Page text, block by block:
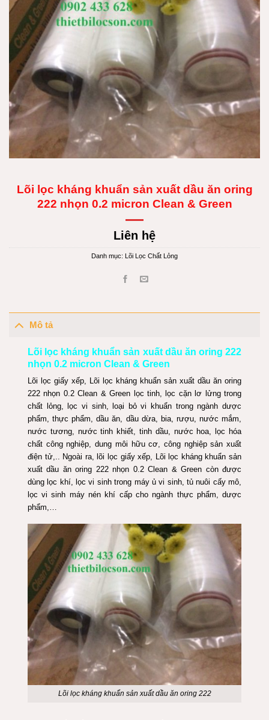
Lõi lọc kháng khuẩn sản xuất dầu ăn oring
222 nhọn 0.2 micron Clean & Green
Liên hệ
Danh mục: Lõi Lọc Chất Lỏng
Mô tả
Lõi lọc kháng khuẩn sản xuất dầu ăn oring 222
nhọn 0.2 micron Clean & Green
Lõi lọc giấy xếp, Lõi lọc kháng khuẩn sản xuất dầu ăn oring
222 nhọn 0.2 Clean & Green lọc tinh, lọc cặn lơ lửng trong
chất lỏng, lọc vi sinh, loại bỏ vi khuẩn trong ngành dược
phẩm, thực phẩm, dầu ăn, dầu dừa, bia, rượu, nước mắm,
nước tương, nước tinh khiết, tinh dầu, nước hoa, lọc hóa
chất công nghiệp, dung môi hữu cơ, công nghiệp sản xuất
điện tử,.. Ngoài ra, lõi lọc giấy xếp, Lõi lọc kháng khuẩn sản
xuất dầu ăn oring 222 nhọn 0.2 Clean & Green còn được
dùng lọc khí, lọc vi sinh trong máy ủ vi sinh, tủ nuôi cấy mô,
lọc vi sinh máy nén khí cấp cho ngành thực phẩm, dược
phẩm,…
Lõi lọc kháng khuẩn sản xuất dầu ăn oring 222